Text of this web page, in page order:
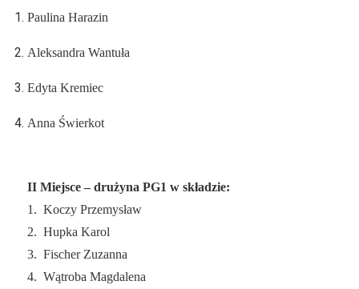
Paulina Harazin
Aleksandra Wantuła
Edyta Kremiec
Anna Świerkot
II Miejsce – drużyna PG1 w składzie:
1. Koczy Przemysław
2. Hupka Karol
3. Fischer Zuzanna
4. Wątroba Magdalena